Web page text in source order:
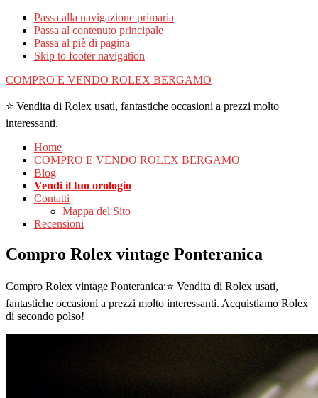
Passa alla navigazione primaria
Passa al contenuto principale
Passa al piè di pagina
Skip to footer navigation
COMPRO E VENDO ROLEX BERGAMO
⭐ Vendita di Rolex usati, fantastiche occasioni a prezzi molto
interessanti.
Home
COMPRO E VENDO ROLEX BERGAMO
Blog
Vendi il tuo orologio
Contatti
Mappa del Sito
Recensioni
Compro Rolex vintage Ponteranica
Compro Rolex vintage Ponteranica:⭐ Vendita di Rolex usati,
fantastiche occasioni a prezzi molto interessanti. Acquistiamo Rolex
di secondo polso!